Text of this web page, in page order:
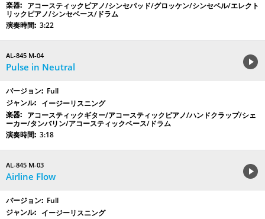
アコースティックピアノ/シンセパッド/グロッケン/シンセベル/エレクト
リックピアノ/シンセベース/ドラム
3:22
AL-845 M-04
Pulse in Neutral
Full
イージーリスニング
アコースティックギター/アコースティックピアノ/ハンドクラップ/シェ
ーカー/タンバリン/アコースティックベース/ドラム
3:18
AL-845 M-03
Airline Flow
Full
イージーリスニング